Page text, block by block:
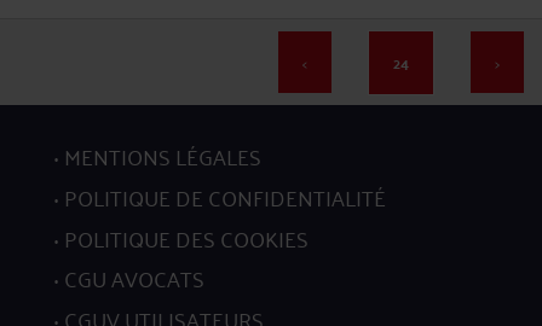
< 24 >
MENTIONS LÉGALES
POLITIQUE DE CONFIDENTIALITÉ
POLITIQUE DES COOKIES
CGU AVOCATS